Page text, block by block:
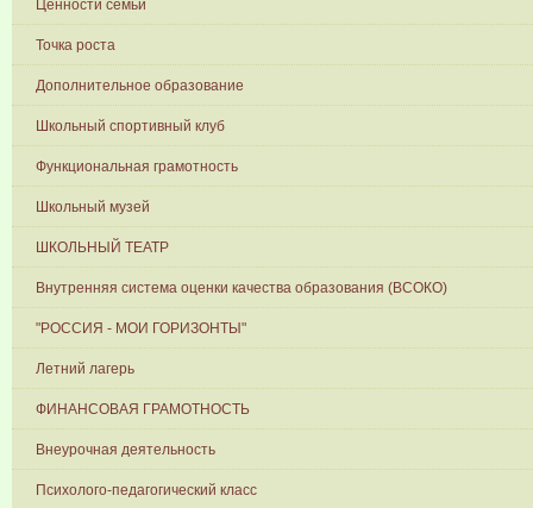
Ценности семьи
Точка роста
Дополнительное образование
Школьный спортивный клуб
Функциональная грамотность
Школьный музей
ШКОЛЬНЫЙ ТЕАТР
Внутренняя система оценки качества образования (ВСОКО)
"РОССИЯ - МОИ ГОРИЗОНТЫ"
Летний лагерь
ФИНАНСОВАЯ ГРАМОТНОСТЬ
Внеурочная деятельность
Психолого-педагогический класс